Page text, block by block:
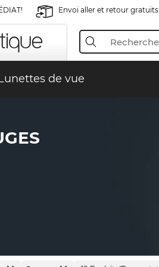
Envoi aller et retour gratuits
de vue